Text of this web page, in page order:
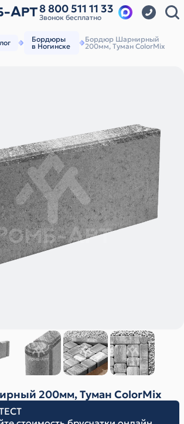
8 800 511 11 33
Звонок бесплатно
Бордюры
в Ногинске
Бордюр Шарнирный
200мм, Туман ColorMix
200мм, Туман ColorMix